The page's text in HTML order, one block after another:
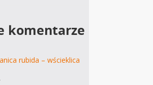
komentarze
rubida – wścieklica